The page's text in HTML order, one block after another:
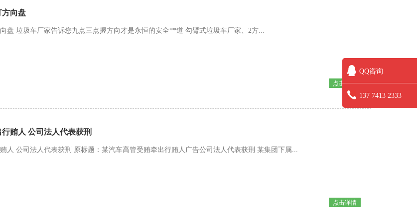
方向盘
盘 垃圾车厂家告诉您九点三点握方向才是永恒的安全**道 勾臂式垃圾车厂家、2方...
点击详情
贿人 公司法人代表获刑
人 公司法人代表获刑 原标题：某汽车高管受贿牵出行贿人广告公司法人代表获刑 某集团下属...
点击详情
QQ咨询
137 7413 2333